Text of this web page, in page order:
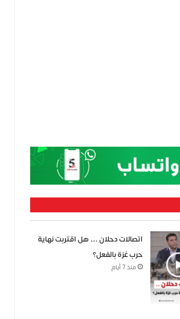
اتصالات دحلان … هل اقتربت نهاية
حرب غزة بالفعل؟
منذ 7 أيام